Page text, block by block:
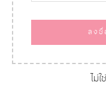
ลงชื่
ไม่